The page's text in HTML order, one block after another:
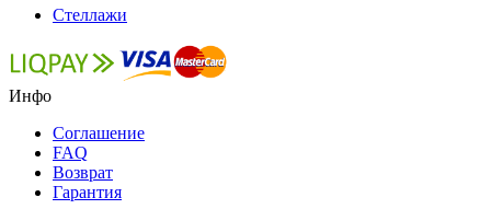
Стеллажи
Инфо
Соглашение
FAQ
Возврат
Гарантия